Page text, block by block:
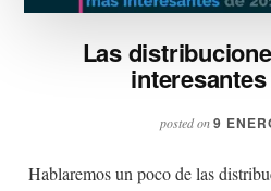
Las
posted on9
Hablaremos un poco de las